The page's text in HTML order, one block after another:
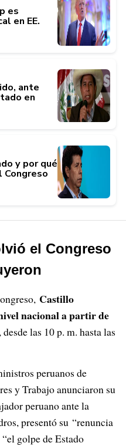
es
en EE.
ante
en
y por qué
el Congreso
Castillo
nacional a partir de
las 10 p. m. hasta las
peruanos de
y Trabajo anunciaron su
peruano ante la
presentó su “renuncia
golpe de Estado